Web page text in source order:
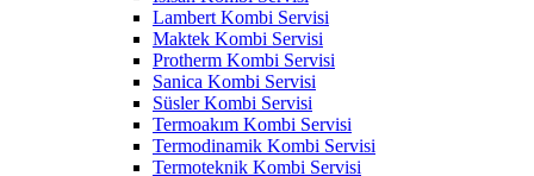
Lambert Kombi Servisi
Maktek Kombi Servisi
Protherm Kombi Servisi
Sanica Kombi Servisi
Süsler Kombi Servisi
Termoakım Kombi Servisi
Termodinamik Kombi Servisi
Termoteknik Kombi Servisi